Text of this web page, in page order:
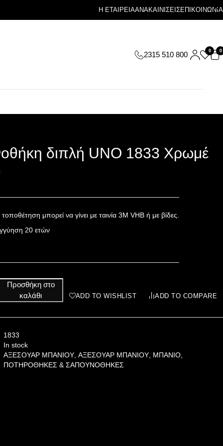
Η ΕΤΑΙΡΕΙΑΑΝΑΚΑΙΝΙΣΕΙΣΕΠΙΚΟΙΝΩΝΙΑ
2315 510 800 0 0
διπλή UNO 1833 Χρωμέ
μπορεί να γίνει με ταινία 3Μ VHB ή με βίδες.
20 ετών
Προσθήκη στο
καλάθι
ADD TO WISHLIST ADD TO COMPARE
1833
In stock
ΑΞΕΣΟΥΑΡ ΜΠΑΝΙΟΥ, ΑΞΕΣΟΥΑΡ ΜΠΑΝΙΟΥ, ΜΠΑΝΙΟ,
ΠΟΤΗΡΟΘΗΚΕΣ & ΣΑΠΟΥΝΟΘΗΚΕΣ